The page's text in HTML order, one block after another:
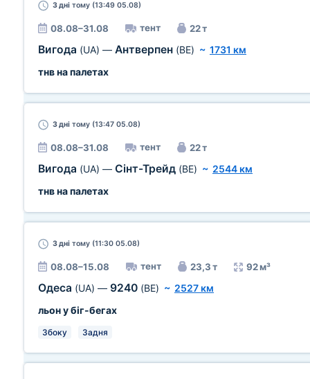
3 дні тому (13:49 05.08)
08.08–31.08 тент 22 т
Вигода (UA) — Антверпен (BE) ~ 1731 км
тнв на палетах
3 дні тому (13:47 05.08)
08.08–31.08 тент 22 т
Вигода (UA) — Сінт-Трейд (BE) ~ 2544 км
тнв на палетах
3 дні тому (11:30 05.08)
08.08–15.08 тент 23,3 т 92 м³
Одеса (UA) — 9240 (BE) ~ 2527 км
льон у біг-бегах
Збоку Задня